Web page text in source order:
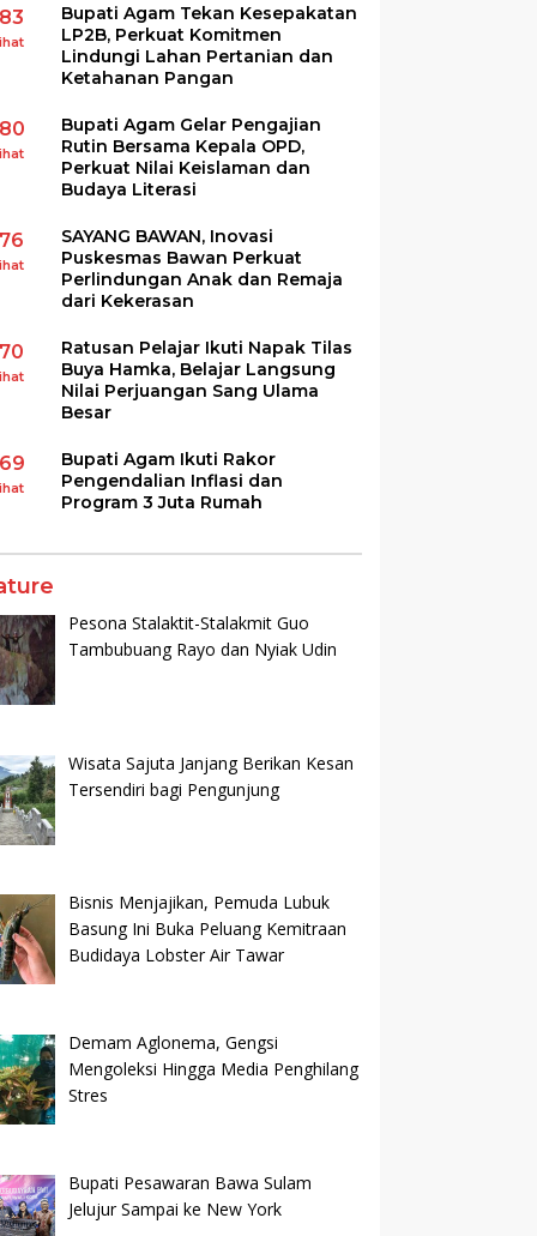
Bupati Agam Tekan Kesepakatan
LP2B, Perkuat Komitmen
Lindungi Lahan Pertanian dan
Ketahanan Pangan
Bupati Agam Gelar Pengajian
Rutin Bersama Kepala OPD,
Perkuat Nilai Keislaman dan
Budaya Literasi
SAYANG BAWAN, Inovasi
Puskesmas Bawan Perkuat
Perlindungan Anak dan Remaja
dari Kekerasan
Ratusan Pelajar Ikuti Napak Tilas
Buya Hamka, Belajar Langsung
Nilai Perjuangan Sang Ulama
Besar
Bupati Agam Ikuti Rakor
Pengendalian Inflasi dan
Program 3 Juta Rumah
Pesona Stalaktit-Stalakmit Guo
Tambubuang Rayo dan Nyiak Udin
Wisata Sajuta Janjang Berikan Kesan
Tersendiri bagi Pengunjung
Bisnis Menjajikan, Pemuda Lubuk
Basung Ini Buka Peluang Kemitraan
Budidaya Lobster Air Tawar
Demam Aglonema, Gengsi
Mengoleksi Hingga Media Penghilang
Stres
Bupati Pesawaran Bawa Sulam
Jelujur Sampai ke New York